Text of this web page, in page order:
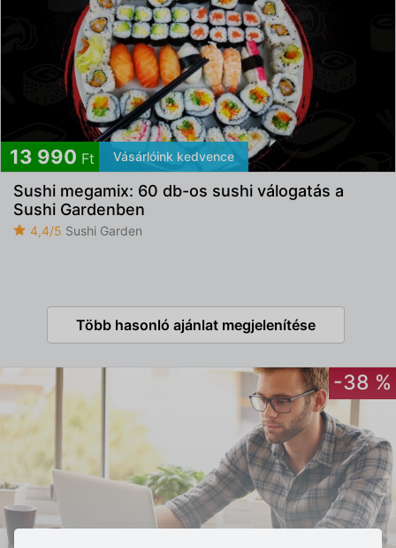
13 990 Ft Vásárlóink kedvence
Sushi megamix: 60 db-os sushi válogatás a
Sushi Gardenben
4,4/5 Sushi Garden
Több hasonló ajánlat megjelenítése
-38 %